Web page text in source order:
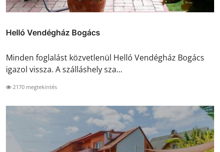
Helló Vendégház Bogács
Minden foglalást közvetlenül Helló Vendégház Bogács
igazol vissza. A szálláshely sza...
2170 megtekintés